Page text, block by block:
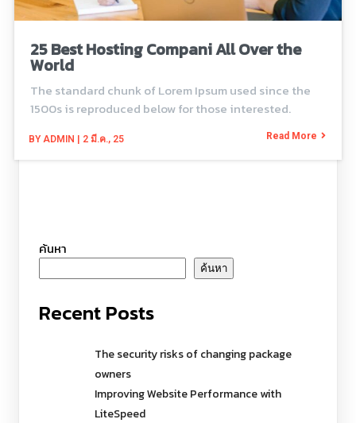
25 Best Hosting Compani All Over the
World
BYADMIN 2 มี.ค., 25
The standard chunk of Lorem Ipsum used since the
1500s is reproduced below for those interested.
Read More
ค้นหา
ค้นหา
Recent Posts
The security risks of changing package
owners
Improving Website Performance with
LiteSpeed